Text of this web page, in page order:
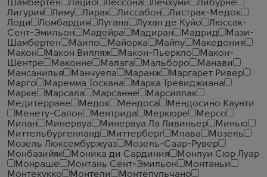
Шамбертен Лацио Лессона Лечхуми
Либурне
Лигурия
Лиму Лирак Лиссабон
Листрак-Медок
Лоди
Ломбардия Лугана Лухан де Куйо
Люссак-
Сент-Эмильон
Мадейра Мадиран Мадрид
Мази-
Шамбертен
Маипо Майорка Майпу
Македония
Макон
Макон Вилляж Макон-Пьеркло
Макон-
Шентре
Маконне Малага Мальборо
Манави
Мансанилья
Манчуела Маранж
Маргарет Ривер
Марго
Маремма Тоскана
Марка Тревиджиана
Марке
Марсала Марсанне
Марсиллак
Медитерране
Медок Мендоса
Мендосино Каунти
Менету-Салон
Ментрида Меркюре
Мерсо
Милан
Минервуа Минервуа Ла Ливиньер
Минью
Миттельбургенланд
Миттерберг Млава
Мозель
Мозель Люксембуржуаз
Мозель-Саар-Рувер
Монбазийяк
Моника ди Сардиния
Монлуи Сюр Луар
Монраше
Монтань Сент-Эмильон
Монтаньи
Монтекукко
Монтели
Монтепульчано